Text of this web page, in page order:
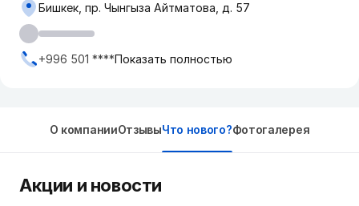
Бишкек, пр. Чынгыза Айтматова, д. 57
+996 501 ****Показать полностью
О компанииОтзывыЧто нового?Фотогалерея
Акции и новости